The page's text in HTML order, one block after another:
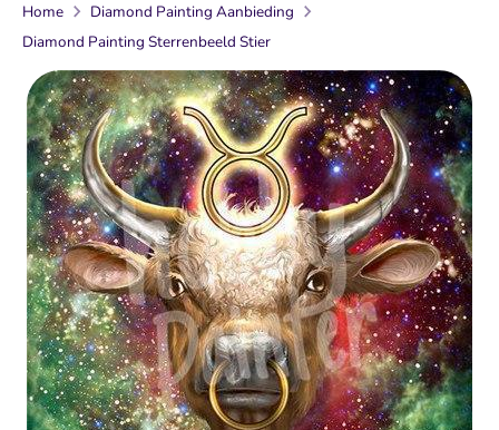
Home
Diamond Painting Aanbieding
Diamond Painting Sterrenbeeld Stier